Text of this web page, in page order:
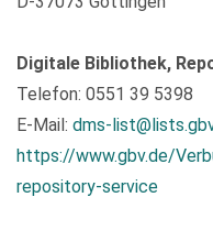
Digitale Bibliothek,
Telefon: 0551 39 5398
E-Mail: dms-
https://www.gbv.de/
repository-service